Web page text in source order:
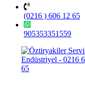
(0216 ) 606 12 65
905353351559